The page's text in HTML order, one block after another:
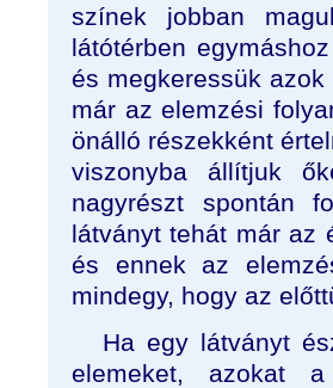
színek jobban
látótérben
és megkeressük
már az elemzési
önálló részekként
viszonyba állítjuk
nagyrészt spontán
látványt tehát már az
és ennek az
mindegy, hogy az
Ha egy látványt
elemeket, azokat